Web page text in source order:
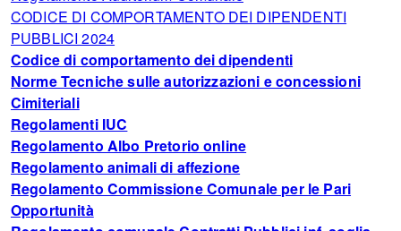
CODICE DI COMPORTAMENTO DEI DIPENDENTI
PUBBLICI 2024
Codice di comportamento dei dipendenti
Norme Tecniche sulle autorizzazioni e concessioni
Cimiteriali
Regolamenti IUC
Regolamento Albo Pretorio online
Regolamento animali di affezione
Regolamento Commissione Comunale per le Pari
Opportunità